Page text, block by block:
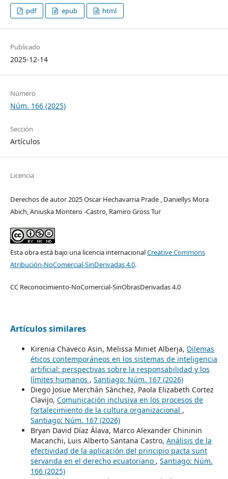
pdf epub html
Publicado
2025-12-14
Número
Núm. 166 (2025)
Sección
Artículos
Licencia
Derechos de autor 2025 Oscar Hechavarria Prade , Daniellys Mora
Abich, Aniuska Montero -Castro, Ramiro Gross Tur
Esta obra está bajo una licencia internacionalCreative Commons
Atribución-NoComercial-SinDerivadas 4.0.
CC Reconocimiento-NoComercial-SinObrasDerivadas 4.0
Artículos similares
Kirenia Chaveco Asin, Melissa Miniet Alberja, Dilemas
éticos contemporáneos en los sistemas de inteligencia
artificial: perspectivas sobre la responsabilidad y los
límites humanos , Santiago: Núm. 167 (2026)
Diego Josue Merchán Sánchez, Paola Elizabeth Cortez
Clavijo, Comunicación inclusiva en los procesos de
fortalecimiento de la cultura organizacional ,
Santiago: Núm. 167 (2026)
Bryan David Díaz Álava, Marco Alexander Chininin
Macanchi, Luis Alberto Santana Castro, Análisis de la
efectividad de la aplicación del principio pacta sunt
servanda en el derecho ecuatoriano , Santiago: Núm.
166 (2025)